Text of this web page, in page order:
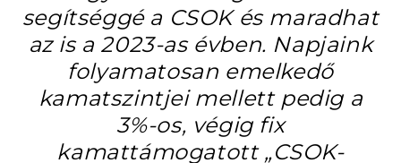
segítséggé a CSOK és maradhat
az is a 2023-as évben. Napjaink
folyamatosan emelkedő
kamatszintjei mellett pedig a
3%-os, végig fix
kamattámogatott „CSOK-